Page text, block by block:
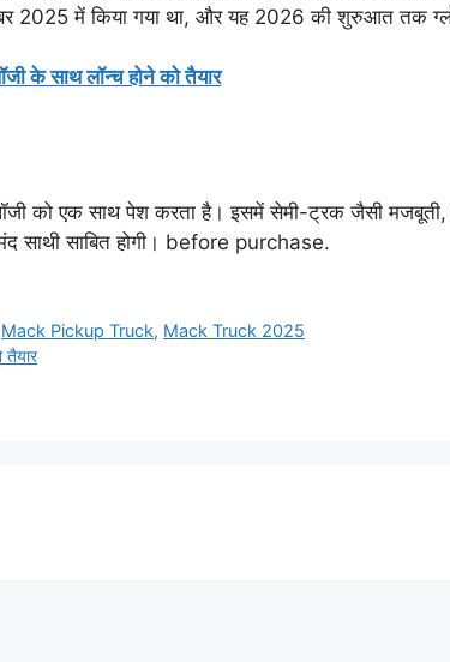
में किया गया था, और यह 2026 की शुरुआत तक
के साथ लॉन्च होने को तैयार
को एक साथ पेश करता है। इसमें सेमी-ट्रक जैसी मजबूती,
साथी साबित होगी। before purchase.
Mack Pickup Truck, Mack Truck 2025